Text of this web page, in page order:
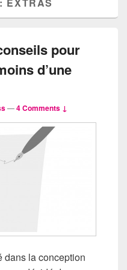
pour
d’une
—4 Comments ↓
dans la conception